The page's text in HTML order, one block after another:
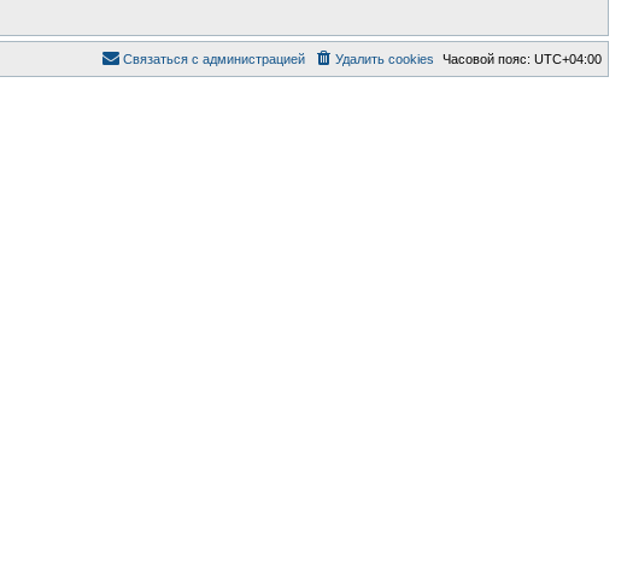
Часовой пояс: UTC+04:00
Удалить cookies
Связаться с администрацией